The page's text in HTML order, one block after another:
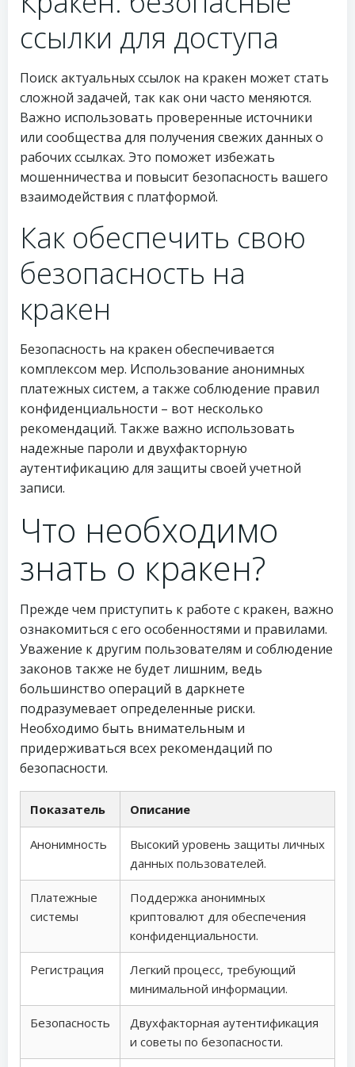
ссылки для доступа
Поиск актуальных ссылок на кракен может стать
сложной задачей, так как они часто меняются.
Важно использовать проверенные источники
или сообщества для получения свежих данных о
рабочих ссылках. Это поможет избежать
мошенничества и повысит безопасность вашего
взаимодействия с платформой.
Как обеспечить свою
безопасность на
кракен
Безопасность на кракен обеспечивается
комплексом мер. Использование анонимных
платежных систем, а также соблюдение правил
конфиденциальности – вот несколько
рекомендаций. Также важно использовать
надежные пароли и двухфакторную
аутентификацию для защиты своей учетной
записи.
Что необходимо
знать о кракен?
Прежде чем приступить к работе с кракен, важно
ознакомиться с его особенностями и правилами.
Уважение к другим пользователям и соблюдение
законов также не будет лишним, ведь
большинство операций в даркнете
подразумевает определенные риски.
Необходимо быть внимательным и
придерживаться всех рекомендаций по
безопасности.
Показатель Описание
Анонимность
Высокий уровень защиты личных
данных пользователей.
Платежные
системы
Поддержка анонимных
криптовалют для обеспечения
конфиденциальности.
Регистрация
Легкий процесс, требующий
минимальной информации.
Безопасность
Двухфакторная аутентификация
и советы по безопасности.